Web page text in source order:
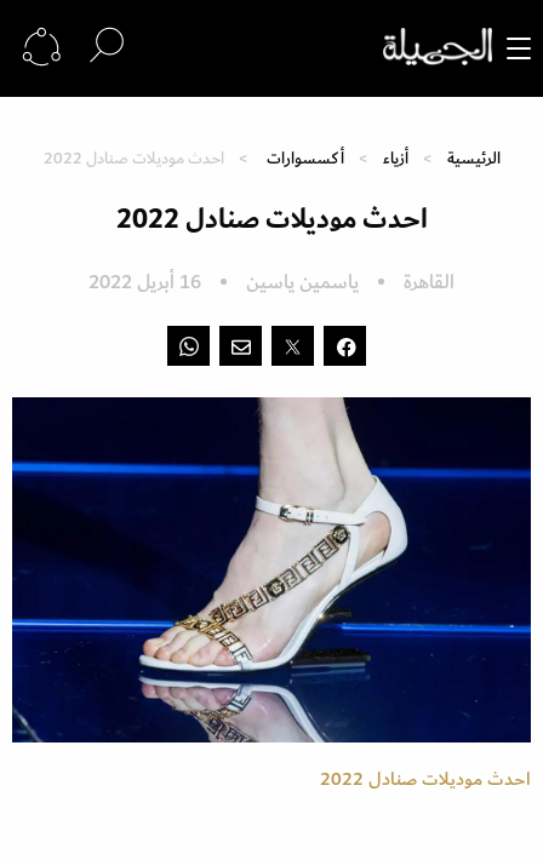
الرئيسية أزياء أكسسوارات احدث موديلات صنادل 2022
احدث موديلات صنادل 2022
القاهرة ياسمين ياسين 16 أبريل 2022
احدث موديلات صنادل 2022